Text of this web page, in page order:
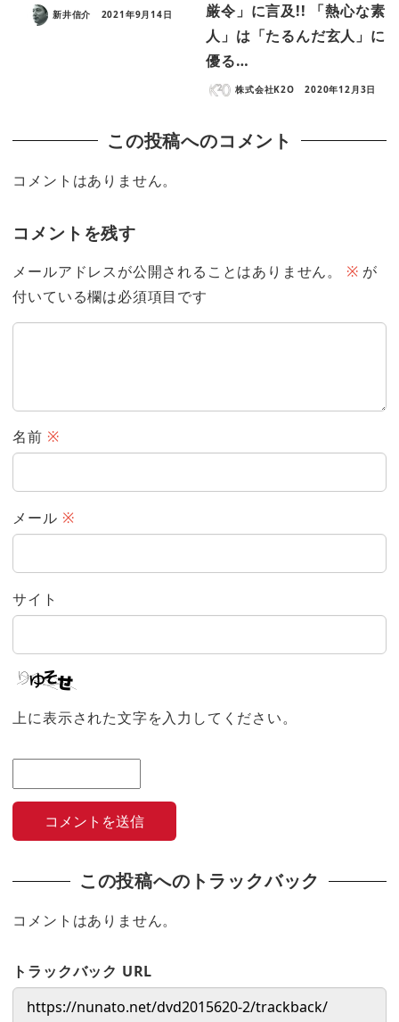
新井信介 2021年9月14日
厳令」に言及!! 「熱心な素
人」は「たるんだ玄人」に
優る…
株式会社K2O 2020年12月3日
この投稿へのコメント
コメントはありません。
コメントを残す
メールアドレスが公開されることはありません。 ※ が
付いている欄は必須項目です
名前 ※
メール ※
サイト
上に表示された文字を入力してください。
この投稿へのトラックバック
コメントはありません。
トラックバック URL